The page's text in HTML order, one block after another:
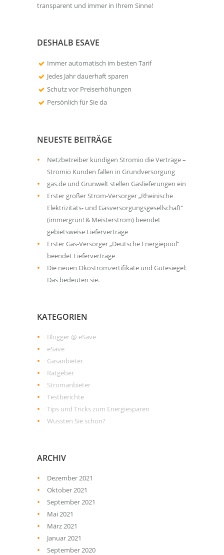
transparent und immer in Ihrem Sinne!
DESHALB ESAVE
Immer automatisch im besten Tarif
Jedes Jahr dauerhaft sparen
Schutz vor Preiserhöhungen
Persönlich für Sie da
NEUESTE BEITRÄGE
Netzbetreiber kündigen Stromio die Verträge –
Stromio Kunden fallen in Grundversorgung
gas.de und Grünwelt stellen Gaslieferungen ein
Erster großer Strom-Versorger „Rheinische
Elektrizitäts- und Gasversorgungsgesellschaft“
(immergrün! & Meisterstrom) beendet
gebietsweise Lieferverträge
Erster Gas-Versorger „Deutsche Energiepool“
beendet Lieferverträge
Die neuen Ökostromzertifikate und Gütesiegel:
Das bedeuten sie.
KATEGORIEN
Blogger @ eSave
eSave
Gasanbieter
Ratgeber
Stromanbieter
Testberichte
Tips und Tricks zum Energiesparen
Wussten Sie schon?
ARCHIV
Dezember 2021
Oktober 2021
September 2021
Mai 2021
März 2021
Januar 2021
September 2020